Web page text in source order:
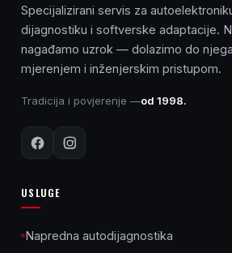
Specijalizirani servis za
dijagnostiku i softverske adaptacije.
nagađamo uzrok — dolazimo do njega
mjerenjem i inženjerskim pristupom.
Tradicija i povjerenje —od 1998.
USLUGE
Napredna autodijagnostika